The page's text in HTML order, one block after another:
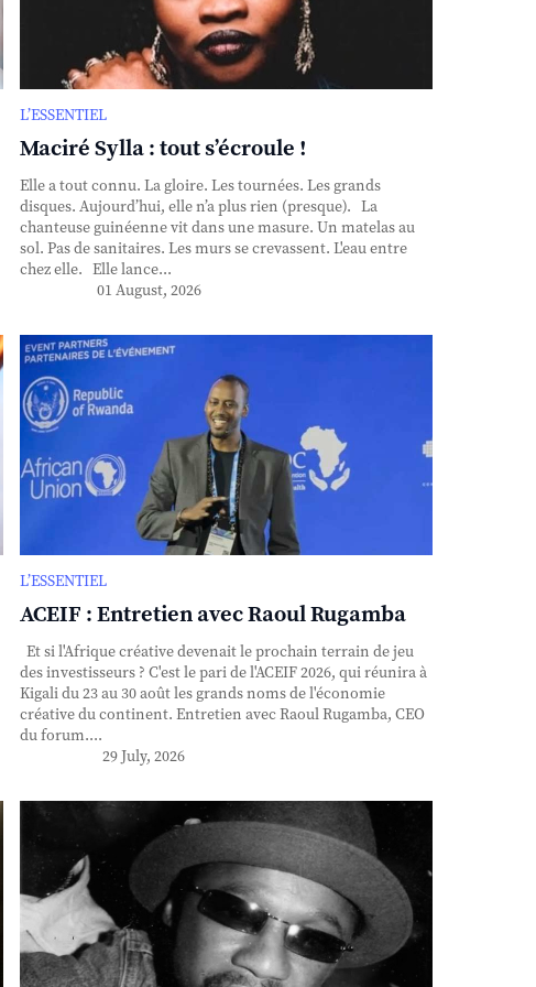
L’ESSENTIEL
Maciré Sylla : tout s’écroule !
Elle a tout connu. La gloire. Les tournées. Les grands
disques. Aujourd’hui, elle n’a plus rien (presque). La
chanteuse guinéenne vit dans une masure. Un matelas au
sol. Pas de sanitaires. Les murs se crevassent. L'eau entre
chez elle. Elle lance...
01 August, 2026
L’ESSENTIEL
ACEIF : Entretien avec Raoul Rugamba
Et si l'Afrique créative devenait le prochain terrain de jeu
des investisseurs ? C'est le pari de l'ACEIF 2026, qui réunira à
Kigali du 23 au 30 août les grands noms de l'économie
créative du continent. Entretien avec Raoul Rugamba, CEO
du forum....
29 July, 2026